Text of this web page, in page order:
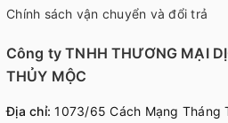
Chính sách vận chuyển và đổi trả
Công ty TNHH THƯƠNG MẠI
THỦY MỘC
Địa chỉ: 1073/65 Cách Mạng Tháng